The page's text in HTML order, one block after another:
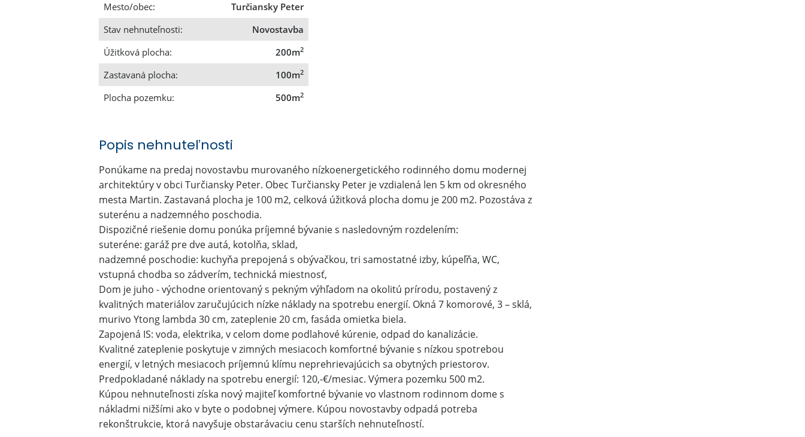
Mesto/obec:
Turčiansky Peter
Stav nehnuteľnosti:
Novostavba
Úžitková plocha:
200m2
Zastavaná plocha: 100m2
Plocha pozemku: 500m2
Popis nehnuteľnosti
Ponúkame na predaj novostavbu murovaného nízkoenergetického rodinného domu modernej
architektúry v obci Turčiansky Peter. Obec Turčiansky Peter je vzdialená len 5 km od okresného
mesta Martin. Zastavaná plocha je 100 m2, celková úžitková plocha domu je 200 m2. Pozostáva z
suterénu a nadzemného poschodia.
Dispozičné riešenie domu ponúka príjemné bývanie s nasledovným rozdelením:
suteréne: garáž pre dve autá, kotolňa, sklad,
nadzemné poschodie: kuchyňa prepojená s obývačkou, tri samostatné izby, kúpeľňa, WC,
vstupná chodba so zádverím, technická miestnosť,
Dom je juho - východne orientovaný s pekným výhľadom na okolitú prírodu, postavený z
kvalitných materiálov zaručujúcich nízke náklady na spotrebu energií. Okná 7 komorové, 3 – sklá,
murivo Ytong lambda 30 cm, zateplenie 20 cm, fasáda omietka biela.
Zapojená IS: voda, elektrika, v celom dome podlahové kúrenie, odpad do kanalizácie.
Kvalitné zateplenie poskytuje v zimných mesiacoch komfortné bývanie s nízkou spotrebou
energií, v letných mesiacoch príjemnú klímu neprehrievajúcich sa obytných priestorov.
Predpokladané náklady na spotrebu energií: 120,-€/mesiac. Výmera pozemku 500 m2.
Kúpou nehnuteľnosti získa nový majiteľ komfortné bývanie vo vlastnom rodinnom dome s
nákladmi nižšími ako v byte o podobnej výmere. Kúpou novostavby odpadá potreba
rekonštrukcie, ktorá navyšuje obstarávaciu cenu starších nehnuteľností.